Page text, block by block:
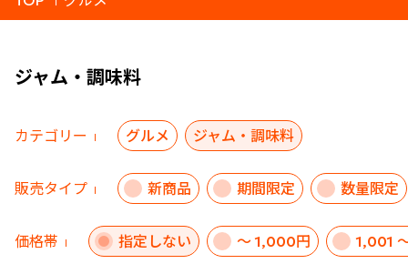
ジャム・調味料
カテゴリー グルメ ジャム・調味料
販売タイプ 新商品 期間限定 数量限定
価格帯 指定しない ～ 1,000円 1,001